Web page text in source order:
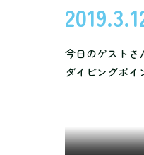
今日のゲストさ
ダイビングポイ